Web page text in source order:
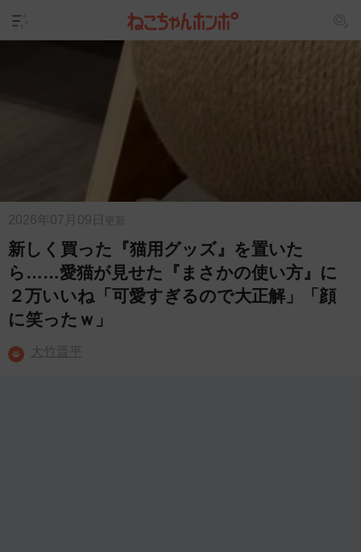
2026年07月09日 更新
新しく買った『猫用グッズ』を置いた
ら……愛猫が見せた『まさかの使い方』に
２万いいね「可愛すぎるので大正解」「顔
に笑ったｗ」
大竹晋平